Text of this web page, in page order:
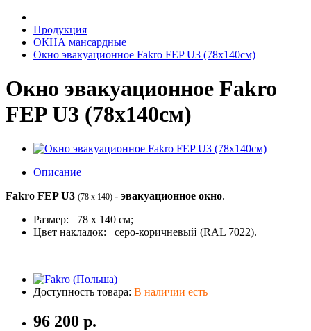
Продукция
ОКНА мансардные
Окно эвакуационное Fakro FEP U3 (78x140см)
Окно эвакуационное Fakro
FEP U3 (78x140см)
Описание
Fakro FEP U3 (78 x 140) - эвакуационное окно.
Размер: 78 x 140 см;
Цвет накладок: серо-коричневый (RAL 7022).
Доступность товара: В наличии есть
96 200 р.